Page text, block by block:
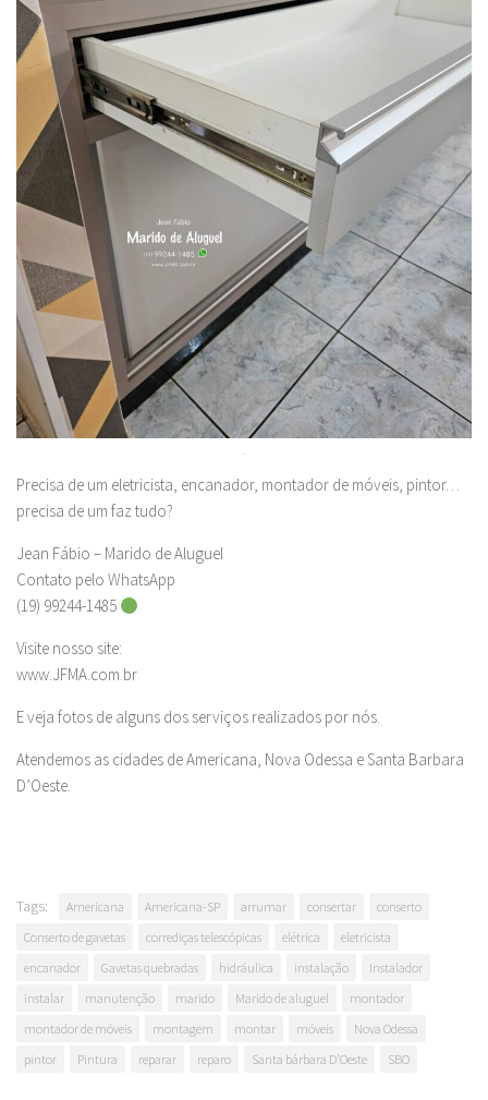
.
Precisa de um eletricista, encanador, montador de móveis, pintor…
precisa de um faz tudo?
Jean Fábio – Marido de Aluguel
Contato pelo WhatsApp
(19) 99244-1485
Visite nosso site:
www.JFMA.com.br
E veja fotos de alguns dos serviços realizados por nós.
Atendemos as cidades de Americana, Nova Odessa e Santa Barbara
D’Oeste.
Tags: Americana Americana-SP arrumar consertar
conserto
Conserto de gavetas
corrediças telescópicas elétrica
eletricista
encanador
Gavetas quebradas hidráulica instalação
Instalador
instalar
manutenção marido Marido de aluguel
montador
montador de móveis
montagem montar móveis
Nova Odessa
pintor
Pintura reparar reparo Santa bárbara D'Oeste SBO